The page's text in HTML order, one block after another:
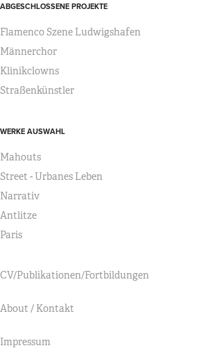
ABGESCHLOSSENE PROJEKTE
Flamenco Szene Ludwigshafen
Männerchor
Klinikclowns
Straßenkünstler
WERKE AUSWAHL
Mahouts
Street - Urbanes Leben
Narrativ
Antlitze
Paris
CV/Publikationen/Fortbildungen
About / Kontakt
Impressum